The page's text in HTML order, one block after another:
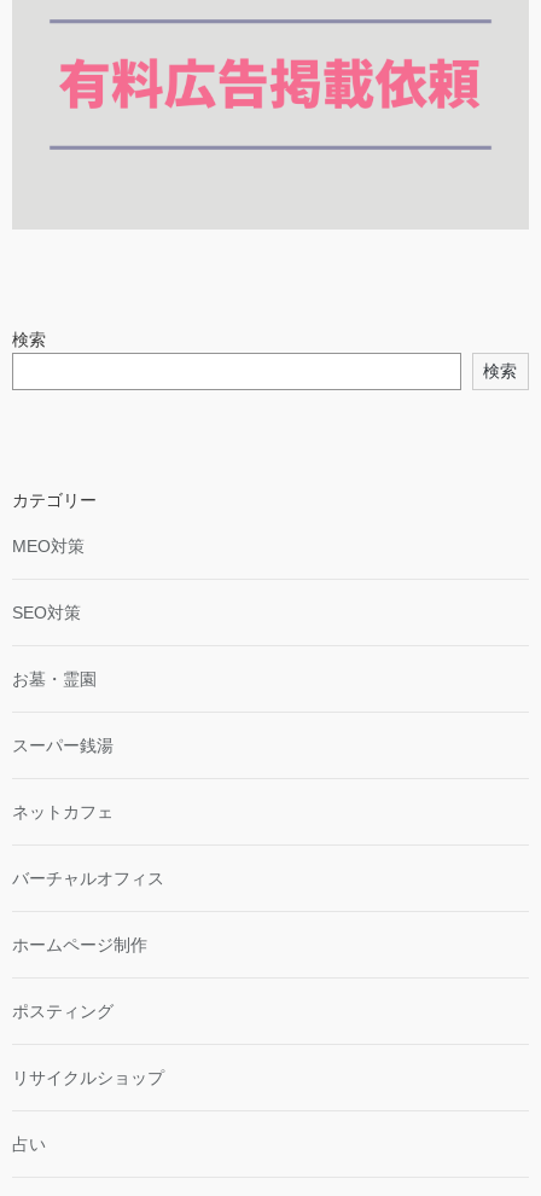
検索
検索
カテゴリー
MEO対策
SEO対策
お墓・霊園
スーパー銭湯
ネットカフェ
バーチャルオフィス
ホームページ制作
ポスティング
リサイクルショップ
占い